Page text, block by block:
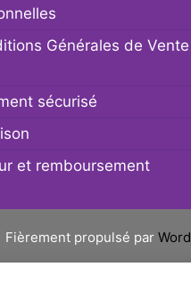
Générales de Vente
sécurisé
et remboursement
Fièrement propulsé par